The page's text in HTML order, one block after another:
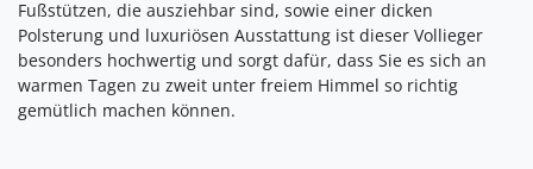
Fußstützen, die ausziehbar sind, sowie einer dicken
Polsterung und luxuriösen Ausstattung ist dieser Vollieger
besonders hochwertig und sorgt dafür, dass Sie es sich an
warmen Tagen zu zweit unter freiem Himmel so richtig
gemütlich machen können.